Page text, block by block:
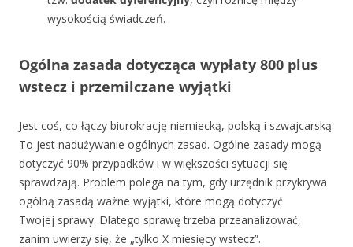
wysokością świadczeń.
Ogólna zasada dotycząca wypłaty 800 plus
wstecz i przemilczane wyjątki
Jest coś, co łączy biurokrację niemiecką, polską i szwajcarską.
To jest nadużywanie ogólnych zasad. Ogólne zasady mogą
dotyczyć 90% przypadków i w większości sytuacji się
sprawdzają. Problem polega na tym, gdy urzędnik przykrywa
ogólną zasadą ważne wyjątki, które mogą dotyczyć
Twojej sprawy. Dlatego sprawę trzeba przeanalizować,
zanim uwierzy się, że „tylko X miesięcy wstecz”.